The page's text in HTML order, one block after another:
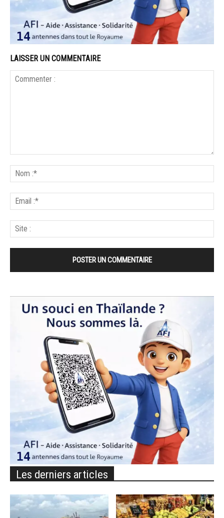
LAISSER UN COMMENTAIRE
Les derniers articles